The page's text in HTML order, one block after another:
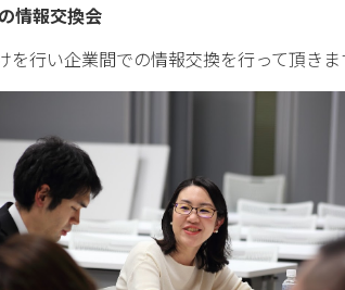
情報交換会
行い企業間での情報交換を行って頂きま